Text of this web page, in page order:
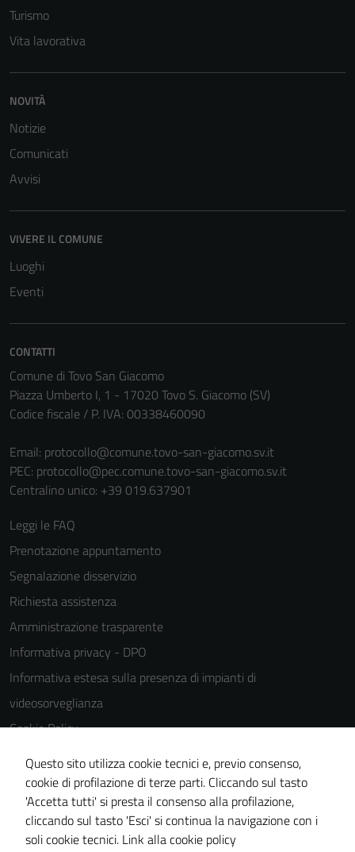
Turismo
Vita lavorativa
NOVITÀ
Notizie
Comunicati
Avvisi
VIVERE IL COMUNE
Luoghi
Eventi
CONTATTI
Comune di Tovo San Giacomo
Piazza Umberto I, 1 - 17020 Tovo S. Giacomo (SV)
Codice fiscale / P. IVA: 00338460090
Email: protocollo@comune.tovo-san-giacomo.sv.it
PEC: protocollo@pec.comune.tovo-san-giacomo.sv.it
Centralino unico: +39 019.637901
Leggi le FAQ
Prenotazione appuntamento
Segnalazione disservizio
Richiesta assistenza
Amministrazione trasparente
Informativa privacy - DPO
Informativa estesa sulla presenza di impianti di
videosorveglianza
Cookie Policy
Note legali
Dichiarazione di accessibilità
Piano di miglioramento del sito
Statistiche sito web
Questo sito utilizza cookie tecnici e, previo consenso,
cookie di profilazione di terze parti. Cliccando sul tasto
'Accetta tutti' si presta il consenso alla profilazione,
cliccando sul tasto 'Esci' si continua la navigazione con i
soli cookie tecnici. Link alla cookie policy
funzionamento
del sito e non
essere
Questi cookie
non raccolgono
informazioni
personali.